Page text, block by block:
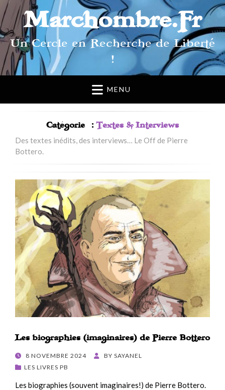
Marchombre.Fr
Un Cercle en Recherche de Liberté
!
MENU
Catégorie :Textes & Interviews
Des textes inédits, des interviews… Le Off de Pierre
Bottero.
Les biographies (imaginaires) de Pierre Bottero
POSTED
ON
8 NOVEMBRE 2024 BY SAYANEL
LES LIVRES PB
Les biographies (souvent imaginaires!) de Pierre Bottero.